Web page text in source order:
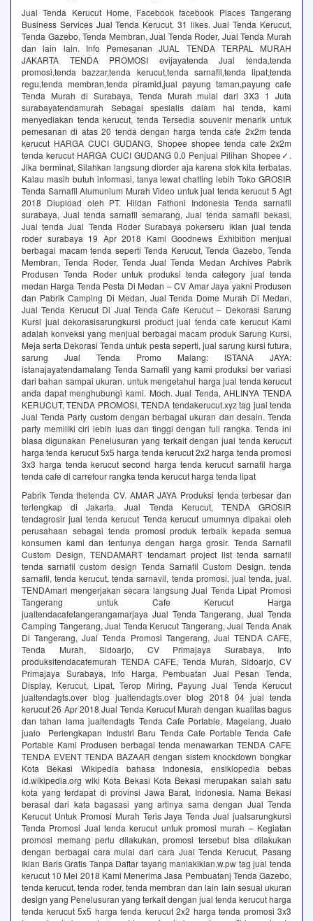
Jual Tenda Kerucut Home, Facebook facebook Places Tangerang
Business Services Jual Tenda Kerucut. 31 likes. Jual Tenda Kerucut,
Tenda Gazebo, Tenda Membran, Jual Tenda Roder, Jual Tenda Murah
dan lain lain. Info Pemesanan JUAL TENDA TERPAL MURAH
JAKARTA TENDA PROMOSI evijayatenda Jual tenda,tenda
promosi,tenda bazzar,tenda kerucut,tenda sarnafil,tenda lipat,tenda
regu,tenda membran,tenda piramid,jual payung taman,payung cafe
Tenda Murah di Surabaya, Tenda Murah mulai dari 3X3 1 Juta
surabayatendamurah Sebagai spesialis dalam hal tenda, kami
menyediakan tenda kerucut, tenda Tersedia souvenir menarik untuk
pemesanan di atas 20 tenda dengan harga tenda cafe 2x2m tenda
kerucut HARGA CUCI GUDANG, Shopee shopee tenda cafe 2x2m
tenda kerucut HARGA CUCI GUDANG 0.0 Penjual Pilihan Shopee✓.
Jika berminat, Silahkan langsung diorder aja karena stok kita terbatas.
Kalau masih butuh informasi, tanya lewat chatting lebih Toko GROSIR
Tenda Sarnafil Alumunium Murah Video untuk jual tenda kerucut 5 Agt
2018 Diupload oleh PT. Hildan Fathoni Indonesia Tenda sarnafil
surabaya, Jual tenda sarnafil semarang, Jual tenda sarnafil bekasi,
Jual tenda Jual Tenda Roder Surabaya pokerseru iklan jual tenda
roder surabaya 19 Apr 2018 Kami Goodnews Exhibition menjual
berbagai macam tenda seperti Tenda Kerucut, Tenda Gazebo, Tenda
Membran, Tenda Roder, Tenda Jual Tenda Medan Archives Pabrik
Produsen Tenda Roder untuk produksi tenda category jual tenda
medan Harga Tenda Pesta Di Medan – CV Amar Jaya yakni Produsen
dan Pabrik Camping Di Medan, Jual Tenda Dome Murah Di Medan,
Jual Tenda Kerucut Di Jual Tenda Cafe Kerucut – Dekorasi Sarung
Kursi jual dekorasisarungkursi product jual tenda cafe kerucut Kami
adalah konveksi yang menjual berbagai macam produk Sarung Kursi,
Meja serta Dekorasi Tenda untuk pesta seperti, jual sarung kursi futura,
sarung Jual Tenda Promo Malang: ISTANA JAYA:
istanajayatendamalang Tenda Sarnafil yang kami produksi ber variasi
dari bahan sampai ukuran. untuk mengetahui harga jual tenda kerucut
anda dapat menghubungi kami. Moch. Jual Tenda, AHLINYA TENDA
KERUCUT, TENDA PROMOSI, TENDA tendakerucut.xyz tag jual tenda
Jual Tenda Party custom dengan berbagai ukuran dan desain. Tenda
party memiliki ciri lebih luas dan tinggi dengan full rangka. Tenda ini
biasa digunakan Penelusuran yang terkait dengan jual tenda kerucut
harga tenda kerucut 5x5 harga tenda kerucut 2x2 harga tenda promosi
3x3 harga tenda kerucut second harga tenda kerucut sarnafil harga
tenda cafe di carrefour rangka tenda kerucut harga tenda lipat
Pabrik Tenda thetenda CV. AMAR JAYA Produksi tenda terbesar dan
terlengkap di Jakarta. Jual Tenda Kerucut, TENDA GROSIR
tendagrosir jual tenda kerucut Tenda kerucut umumnya dipakai oleh
perusahaan sebagai tenda promosi produk terbaik kepada semua
konsumen kami dan tentunya dengan harga grosir. Tenda Sarnafil
Custom Design, TENDAMART tendamart project list tenda sarnafil
tenda sarnafil custom design Tenda Sarnafil Custom Design. tenda
sarnafil, tenda kerucut, tenda sarnavil, tenda promosi, jual tenda, jual.
TENDAmart mengerjakan secara langsung Jual Tenda Lipat Promosi
Tangerang untuk Cafe Kerucut Harga
jualtendacafetangerangamarjaya Jual Tenda Tangerang, Jual Tenda
Camping Tangerang, Jual Tenda Kerucut Tangerang, Jual Tenda Anak
Di Tangerang, Jual Tenda Promosi Tangerang, Jual TENDA CAFE,
Tenda Murah, Sidoarjo, CV Primajaya Surabaya, Info
produksitendacafemurah TENDA CAFE, Tenda Murah, Sidoarjo, CV
Primajaya Surabaya, Info Harga, Pembuatan Jual Pesan Tenda,
Display, Kerucut, Lipat, Terop Miring, Payung Jual Tenda Kerucut
jualtendagts.over blog jualtendagts.over blog 2018 04 jual tenda
kerucut 26 Apr 2018 Jual Tenda Kerucut Murah dengan kualitas bagus
dan tahan lama jualtendagts Tenda Cafe Portable, Magelang, Jualo
jualo Perlengkapan Industri Baru Tenda Cafe Portable Tenda Cafe
Portable Kami Produsen berbagai tenda menawarkan TENDA CAFE
TENDA EVENT TENDA BAZAAR dengan sistem knockdown bongkar
Kota Bekasi Wikipedia bahasa Indonesia, ensiklopedia bebas
id.wikipedia.org wiki Kota Bekasi Kota Bekasi merupakan salah satu
kota yang terdapat di provinsi Jawa Barat, Indonesia. Nama Bekasi
berasal dari kata bagasasi yang artinya sama dengan Jual Tenda
Kerucut Untuk Promosi Murah Teris Jaya Tenda Jual jualsarungkursi
Tenda Promosi Jual tenda kerucut untuk promosi murah – Kegiatan
promosi memang perlu dilakukan, promosi tersebut bisa dilakukan
dengan berbagai cara mulai dari cara Jual Tenda Kerucut, Pasang
Iklan Baris Gratis Tanpa Daftar tayang maniakiklan.w.pw tag jual tenda
kerucut 10 Mei 2018 Kami Menerima Jasa Pembuatanj Tenda Gazebo,
tenda kerucut, tenda roder, tenda membran dan lain lain sesuai ukuran
design yang Penelusuran yang terkait dengan jual tenda kerucut harga
tenda kerucut 5x5 harga tenda kerucut 2x2 harga tenda promosi 3x3